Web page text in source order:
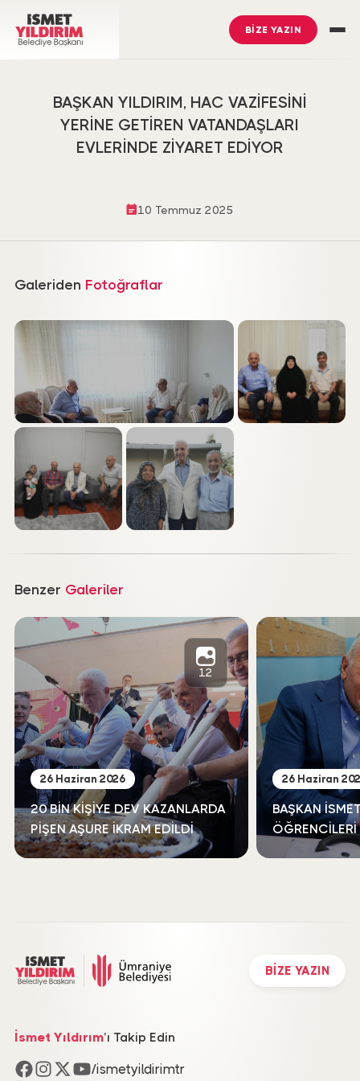
İsmet Yıldırım
’ni Takip Edin
BİZE YAZIN
BAŞKAN YILDIRIM, HAC VAZİFESİNİ
YERİNE GETİREN VATANDAŞLARI
EVLERİNDE ZİYARET EDİYOR
10 Temmuz 2025
Galeriden Fotoğraflar
Benzer Galeriler
26 Haziran 2026
20 BİN KİŞİYE DEV KAZANLARDA
PİŞEN AŞURE İKRAM EDİLDİ
12
26 Haziran
BAŞKAN
YALNIZ
PAYLAŞ
BİZE YAZIN
İsmet Yıldırım’ı Takip Edin
/ismetyildirimtr